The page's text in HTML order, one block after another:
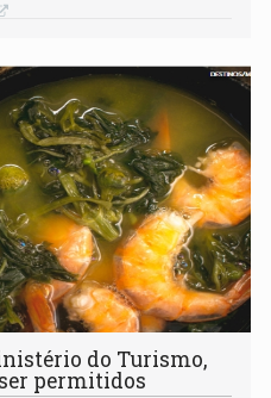
do Turismo,
permitidos